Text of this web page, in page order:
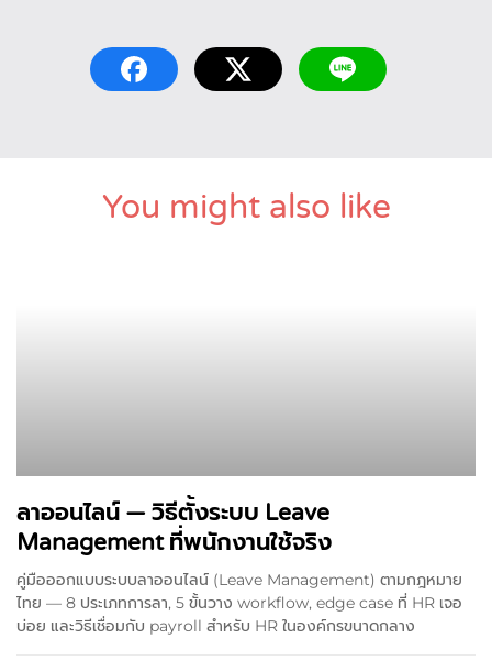
You might also like
ลาออนไลน์ — วิธีตั้งระบบ Leave
Management ที่พนักงานใช้จริง
คู่มือออกแบบระบบลาออนไลน์ (Leave Management) ตามกฎหมาย
ไทย — 8 ประเภทการลา, 5 ขั้นวาง workflow, edge case ที่ HR เจอ
บ่อย และวิธีเชื่อมกับ payroll สำหรับ HR ในองค์กรขนาดกลาง